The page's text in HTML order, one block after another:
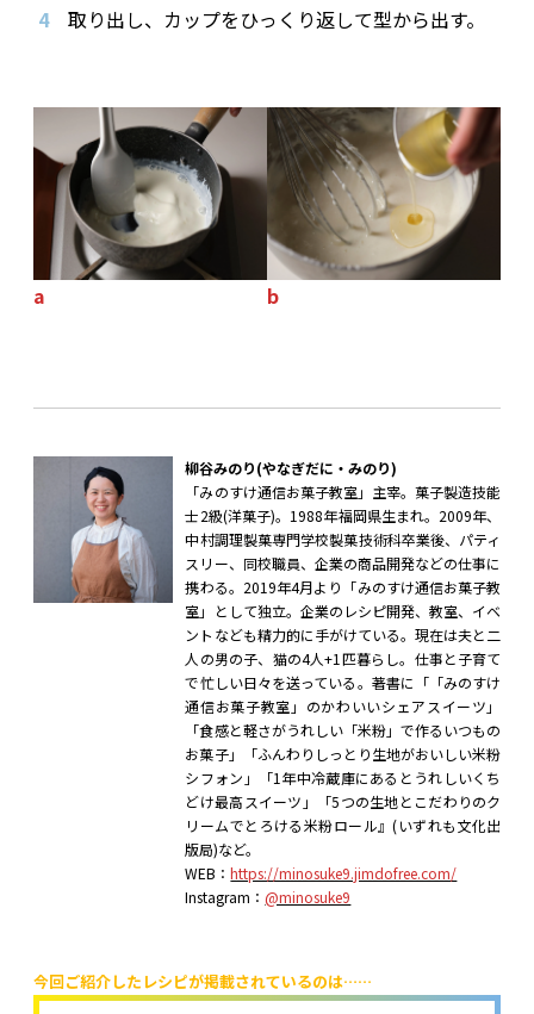
4取り出し、カップをひっくり返して型から出す。
a b
柳谷みのり(やなぎだに・みのり)
「みのすけ通信お菓子教室」主宰。菓子製造技能
士2級(洋菓子)。1988年福岡県生まれ。2009年、
中村調理製菓専門学校製菓技術科卒業後、パティ
スリー、同校職員、企業の商品開発などの仕事に
携わる。2019年4月より「みのすけ通信お菓子教
室」として独立。企業のレシピ開発、教室、イベ
ントなども精力的に手がけている。現在は夫と二
人の男の子、猫の4人+1匹暮らし。仕事と子育て
で忙しい日々を送っている。著書に「「みのすけ
通信お菓子教室」のかわいいシェアスイーツ」
「食感と軽さがうれしい「米粉」で作るいつもの
お菓子」「ふんわりしっとり生地がおいしい米粉
シフォン」「1年中冷蔵庫にあるとうれしいくち
どけ最高スイーツ」「5つの生地とこだわりのク
リームでとろける米粉ロール』(いずれも文化出
版局)など。
WEB：https://minosuke9.jimdofree.com/
Instagram：@minosuke9
今回ご紹介したレシピが掲載されているのは……